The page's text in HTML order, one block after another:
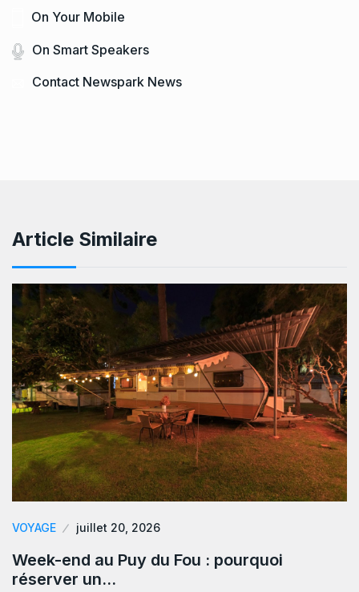
On Your Mobile
On Smart Speakers
Contact Newspark News
Article Similaire
VOYAGE juillet 20, 2026
Week-end au Puy du Fou : pourquoi
réserver un…